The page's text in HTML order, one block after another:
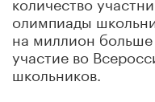
олимпиады
на миллион
участие во
школьников.